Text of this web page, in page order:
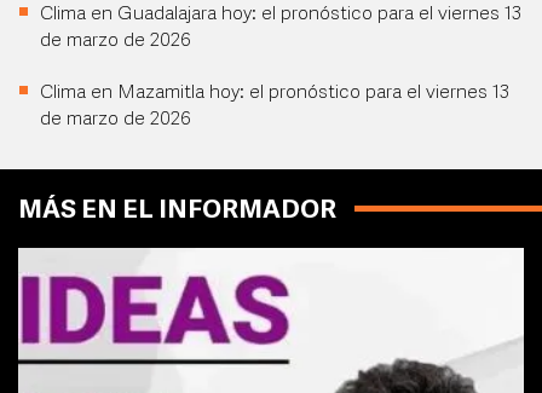
Clima en Guadalajara hoy: el pronóstico para el viernes 13
de marzo de 2026
Clima en Mazamitla hoy: el pronóstico para el viernes 13
de marzo de 2026
MÁS EN EL INFORMADOR